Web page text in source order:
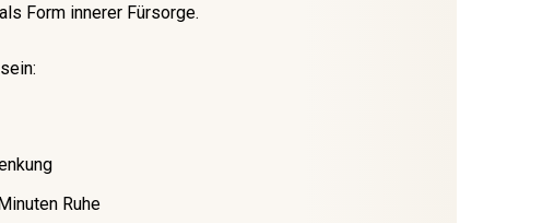
Form innerer Fürsorge.
Ruhe